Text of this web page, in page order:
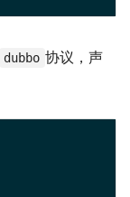
dubbo 协议，声